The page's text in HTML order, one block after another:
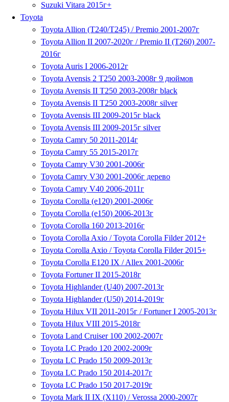
Suzuki Vitara 2015г+
Toyota
Toyota Allion (T240/Т245) / Premio 2001-2007г
Toyota Allion II 2007-2020г / Premio II (T260) 2007-
2016г
Toyota Auris I 2006-2012г
Toyota Avensis 2 T250 2003-2008г 9 дюймов
Toyota Avensis II T250 2003-2008г black
Toyota Avensis II T250 2003-2008г silver
Toyota Avensis III 2009-2015г black
Toyota Avensis III 2009-2015г silver
Toyota Camry 50 2011-2014г
Toyota Camry 55 2015-2017г
Toyota Camry V30 2001-2006г
Toyota Camry V30 2001-2006г дерево
Toyota Camry V40 2006-2011г
Toyota Corolla (e120) 2001-2006г
Toyota Corolla (e150) 2006-2013г
Toyota Corolla 160 2013-2016г
Toyota Corolla Axio / Toyota Corolla Filder 2012+
Toyota Corolla Axio / Toyota Corolla Filder 2015+
Toyota Corolla E120 IX / Allex 2001-2006г
Toyota Fortuner II 2015-2018г
Toyota Highlander (U40) 2007-2013г
Toyota Highlander (U50) 2014-2019г
Toyota Hilux VII 2011-2015г / Fortuner I 2005-2013г
Toyota Hilux VIII 2015-2018г
Toyota Land Cruiser 100 2002-2007г
Toyota LC Prado 120 2002-2009г
Toyota LC Prado 150 2009-2013г
Toyota LC Prado 150 2014-2017г
Toyota LC Prado 150 2017-2019г
Toyota Mark II IX (X110) / Verossa 2000-2007г